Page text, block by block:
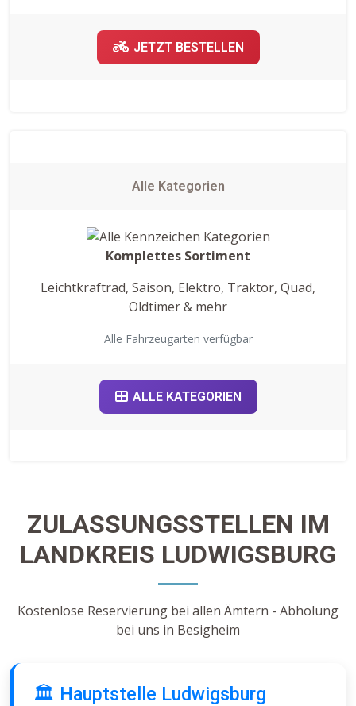
JETZT BESTELLEN
Alle Kategorien
Komplettes Sortiment
Leichtkraftrad, Saison, Elektro, Traktor, Quad,
Oldtimer & mehr
Alle Fahrzeugarten verfügbar
ALLE KATEGORIEN
ZULASSUNGSSTELLEN IM
LANDKREIS LUDWIGSBURG
Kostenlose Reservierung bei allen Ämtern - Abholung
bei uns in Besigheim
🏛️ Hauptstelle Ludwigsburg